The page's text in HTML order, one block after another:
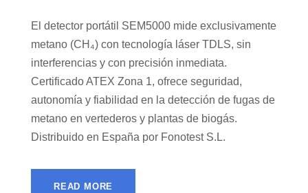
El detector portátil SEM5000 mide exclusivamente
metano (CH₄) con tecnología láser TDLS, sin
interferencias y con precisión inmediata.
Certificado ATEX Zona 1, ofrece seguridad,
autonomía y fiabilidad en la detección de fugas de
metano en vertederos y plantas de biogás.
Distribuido en España por Fonotest S.L.
READ MORE